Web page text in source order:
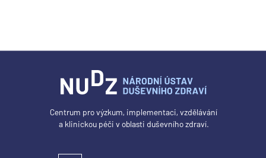
Centrum pro výzkum, implementaci, vzdělávání
a klinickou péči v oblasti duševního zdraví.